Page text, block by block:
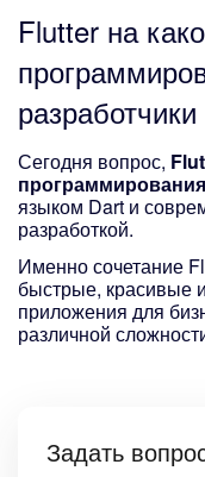
Задать
Flutter на
разработчики
Сегодня вопрос,
программирования
языком Dart и
разработкой.
Именно сочетание
быстрые, красивые
приложения для
различной